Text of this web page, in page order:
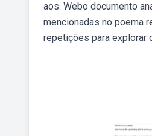
aos. Webo documento
mencionadas no poema
repetições para explorar